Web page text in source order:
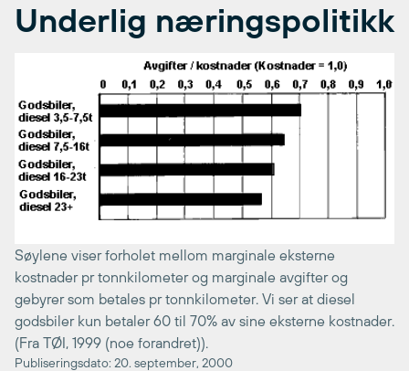
Underlig næringspolitikk
Søylene viser forholet mellom marginale eksterne
kostnader pr tonnkilometer og marginale avgifter og
gebyrer som betales pr tonnkilometer. Vi ser at diesel
godsbiler kun betaler 60 til 70% av sine eksterne kostnader.
(Fra TØI, 1999 (noe forandret)).
Publiseringsdato: 20. september, 2000